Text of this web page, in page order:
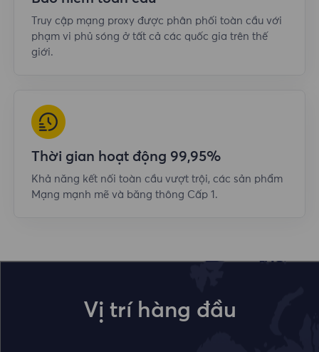
Truy cập mạng proxy được phân phối toàn cầu với
phạm vi phủ sóng ở tất cả các quốc gia trên thế
giới.
Thời gian hoạt động 99,95%
Khả năng kết nối toàn cầu vượt trội, các sản phẩm
Mạng mạnh mẽ và băng thông Cấp 1.
Vị trí hàng đầu